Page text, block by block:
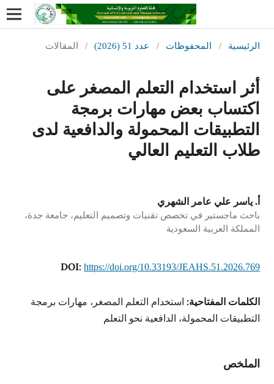
الرئيسية / المحفوظات / عدد 51 (2026) / المقالات
أثر استخدام التعلم المصغر على
اكتساب بعض مهارات برمجة
التطبيقات المحمولة والدافعية لدى
طلاب التعليم العالي
أ. ياسر علي عامر الشهري
باحث ماجستير في تخصص تقنيات وتصميم التعليم، جامعة جدة،
المملكة العربية السعودية
DOI:https://doi.org/10.33193/JEAHS.51.2026.769
الكلمات المفتاحية: استخدام التعلم المصغر، مهارات برمجة
التطبيقات المحمولة، الدافعية نحو التعلم
الملخص